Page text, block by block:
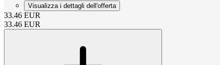
Visualizza i dettagli dell'offerta
33.46 EUR
33.46 EUR